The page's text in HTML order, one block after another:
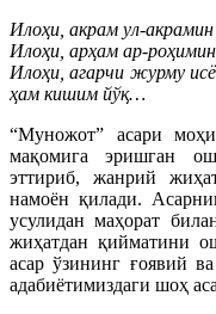
Илоҳи, акрам ул-акрамин
Илоҳи, арҳам ар-
Илоҳи, агарчи журму
ҳам кишим йўқ…
“Муножот” асари
мақомига эришган
эттириб, жанрий
намоён қилади.
усулидан маҳорат
жиҳатдан қийматини
асар ўзининг ғоявий
адабиётимиздаги шоҳ